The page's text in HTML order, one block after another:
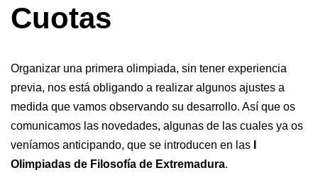
Cuotas
Organizar una primera olimpiada, sin tener experiencia
previa, nos está obligando a realizar algunos ajustes a
medida que vamos observando su desarrollo. Así que os
comunicamos las novedades, algunas de las cuales ya os
veníamos anticipando, que se introducen en las
Olimpiadas de Filosofía de Extremadura.